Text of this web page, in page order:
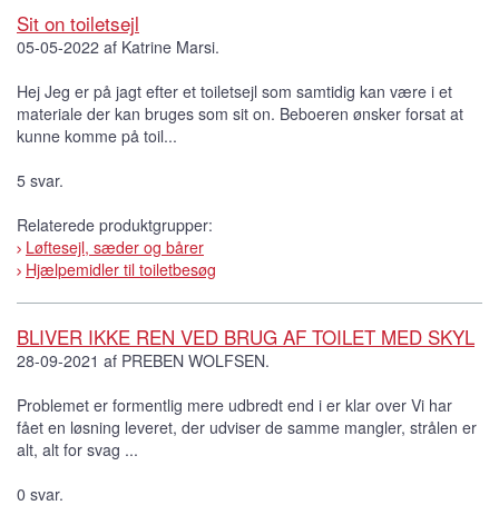
Sit on toiletsejl
05-05-2022 af Katrine Marsi.
Hej Jeg er på jagt efter et toiletsejl som samtidig kan være i et
materiale der kan bruges som sit on. Beboeren ønsker forsat at
kunne komme på toil...
5 svar.
Relaterede produktgrupper:
Løftesejl, sæder og bårer
Hjælpemidler til toiletbesøg
BLIVER IKKE REN VED BRUG AF TOILET MED SKYL
28-09-2021 af PREBEN WOLFSEN.
Problemet er formentlig mere udbredt end i er klar over Vi har
fået en løsning leveret, der udviser de samme mangler, strålen er
alt, alt for svag ...
0 svar.